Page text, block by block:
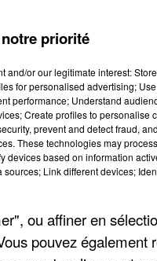
un
utilisé qu'une
convaincu le
priorité
and/or our legitimate interest:
for personalised advertising;
performance; Understand
Create profiles to personalise
prevent and detect fraud,
These technologies may
devices based on information
Link different devices;
ou affiner en
pouvez également